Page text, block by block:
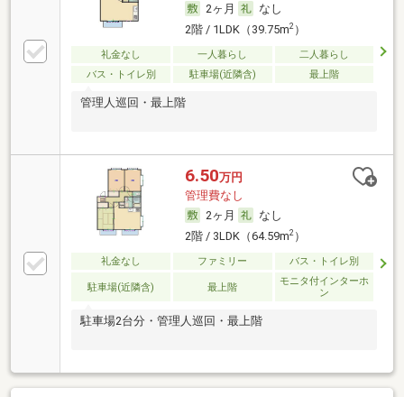
2ヶ月
なし
2階 / 1LDK（39.75m2）
礼金なし 一人暮らし
二人暮らし
バス・トイレ別
駐車場(近隣含) 最上階
管理人巡回・最上階
6.50万円
管理費なし
2ヶ月
なし
2階 / 3LDK（64.59m2）
礼金なし ファミリー バス・トイレ別
駐車場(近隣含) 最上階
モニタ付インターホ
ン
駐車場2台分・管理人巡回・最上階